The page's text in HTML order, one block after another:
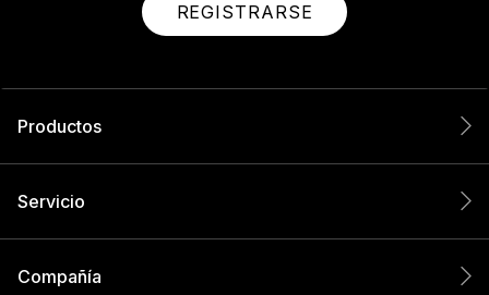
REGISTRARSE
Productos
Servicio
Compañía